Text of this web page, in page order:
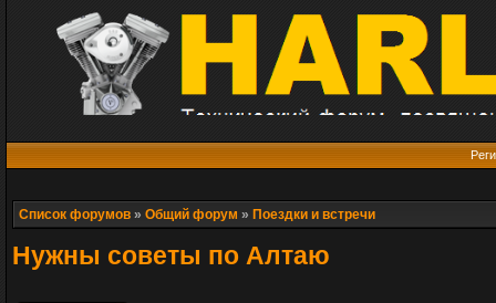
Список форумов » Общий форум » Поездки и встречи
Нужны советы по Алтаю